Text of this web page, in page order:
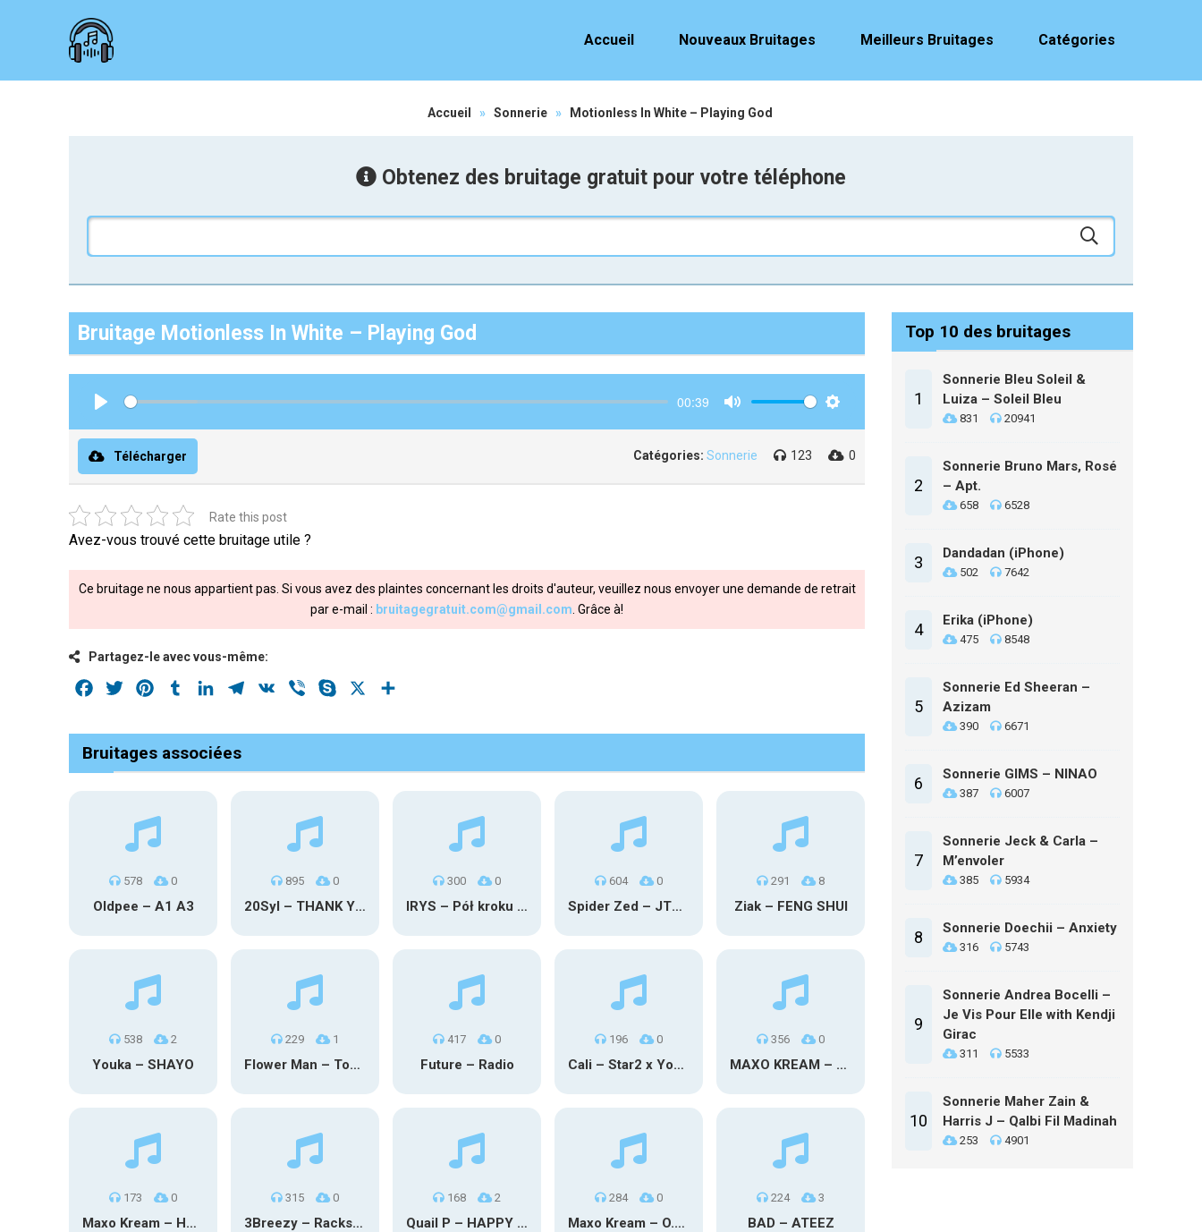
Accueil Nouveaux Bruitages Meilleurs Bruitages Catégories
Accueil » Sonnerie » Motionless In White – Playing God
Obtenez des bruitage gratuit pour votre téléphone
Bruitage Motionless In White – Playing God
00:39
Télécharger Catégories: Sonnerie 123 0
Rate this post
Avez-vous trouvé cette bruitage utile ?
Ce bruitage ne nous appartient pas. Si vous avez des plaintes concernant les droits d'auteur, veuillez nous envoyer une demande de retrait
par e-mail : bruitagegratuit.com@gmail.com . Grâce à!
Partagez-le avec vous-même:
Facebook
Twitter PinterestTumblrLinkedInTelegram
VK Viber Skype
Bruitages associées
578 0
Oldpee – A1 A3
895 0
20Syl – THANK YOU
300 0
IRYS – Pół kroku stąd
604 0
Spider Zed – JTM OU TG
291 8
Ziak – FENG SHUI
538 2
Youka – SHAYO
229 1
Flower Man – Toby Fox
417 0
Future – Radio
196 0
Cali – Star2 x Young Henny
356 0
MAXO KREAM – 6 MONTHS CLEAN
173 0
Maxo Kream – HOW TF I’M LUCKY
315 0
3Breezy – Racks On You
168 2
Quail P – HAPPY TEARS
284 0
Maxo Kream – O.Y.N
224 3
BAD – ATEEZ
Top 10 des bruitages
1
Sonnerie Bleu Soleil &
Luiza – Soleil Bleu
831 20941
2
Sonnerie Bruno Mars, Rosé
– Apt.
658 6528
3 Dandadan (iPhone)
502 7642
4 Erika (iPhone)
475 8548
5
Sonnerie Ed Sheeran –
Azizam
390 6671
6 Sonnerie GIMS – NINAO
387 6007
7
Sonnerie Jeck & Carla –
M’envoler
385 5934
8 Sonnerie Doechii – Anxiety
316 5743
9
Sonnerie Andrea Bocelli –
Je Vis Pour Elle with Kendji
Girac
311 5533
10
Sonnerie Maher Zain &
Harris J – Qalbi Fil Madinah
253 4901